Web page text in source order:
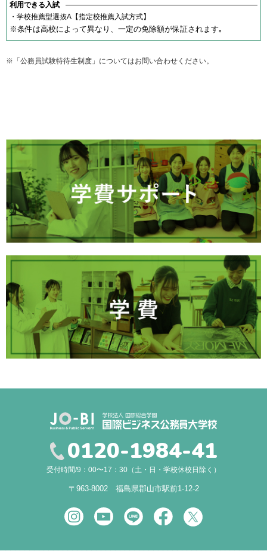
利用できる入試
・学校推薦型選抜A【指定校推薦入試方式】
※条件は高校によって異なり、一定の免除額が保証されます｡
※「公務員試験特待生制度」についてはお問い合わせください。
0120-1984-41
受付時間/9：00〜17：30（土・日・学校休校日除く）
〒963-8002 福島県郡山市駅前1-12-2